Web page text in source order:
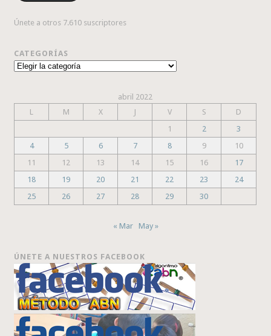
Únete a otros 7.610 suscriptores
CATEGORÍAS
Categorías
abril 2022
L
M X J V S
D
1
2
3
4
5 6 7 8 9
10
11
12 13 14 15 16
17
18
19 20 21 22 23
24
25
26 27 28 29 30
« Mar May »
ÚNETE A NUESTROS FACEBOOK